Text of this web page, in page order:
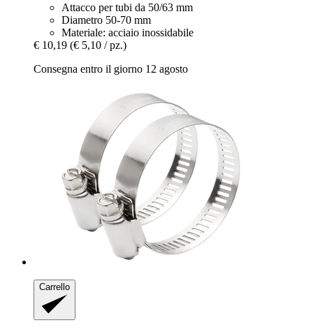
Attacco per tubi da 50/63 mm
Diametro 50-70 mm
Materiale: acciaio inossidabile
€ 10,19 (€ 5,10 / pz.)
Consegna entro il giorno 12 agosto
Carrello